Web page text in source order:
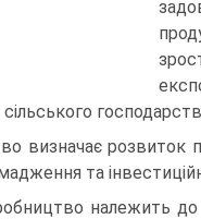
визначає
та
належить